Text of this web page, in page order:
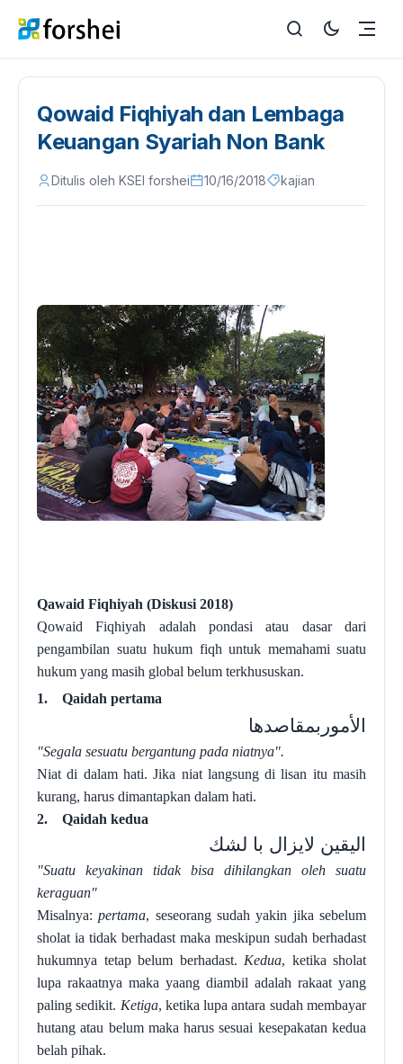
Qowaid Fiqhiyah dan Lembaga
Keuangan Syariah Non Bank
Ditulis oleh KSEI forshei 10/16/2018 kajian
Qawaid Fiqhiyah (Diskusi 2018)
Qowaid
Fiqhiyah adalah pondasi atau dasar dari
pengambilan suatu hukum fiqh untuk memahami suatu
hukum yang masih global belum terkhususkan.
1.
Qaidah pertama
الأموربمقاصدها
"Segala sesuatu bergantung pada niatnya".
Niat di dalam hati. Jika niat langsung di lisan itu masih
kurang, harus dimantapkan dalam hati.
2.
Qaidah kedua
اليقين لايزال با لشك
"Suatu keyakinan tidak bisa dihilangkan oleh suatu
keraguan"
Misalnya:pertama, seseorang sudah yakin jika sebelum
sholat ia tidak berhadast maka meskipun sudah berhadast
hukumnya tetap belum berhadast. Kedua, ketika sholat
lupa rakaatnya maka yaang diambil adalah rakaat yang
paling sedikit. Ketiga, ketikalupa antara sudahmembayar
hutang atau belum maka harus sesuai kesepakatan kedua
belah pihak.